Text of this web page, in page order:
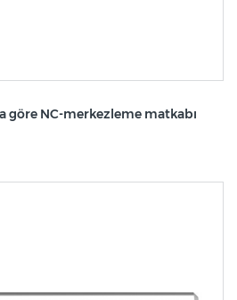
göre NC-merkezleme matkabı